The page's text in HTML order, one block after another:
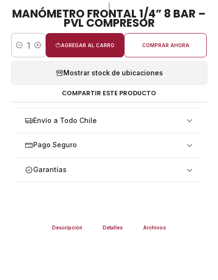
MANÓMETRO FRONTAL 1/4” 8 BAR –
PVL COMPRESOR
Cantidad
AGREGAR AL CARRO COMPRAR AHORA
Mostrar stock de ubicaciones
COMPARTIR ESTE PRODUCTO
Envío a Todo Chile
Pago Seguro
Garantías
Descripción Detalles Archivos